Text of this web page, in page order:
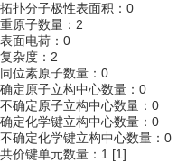
拓扑分子极性表面积：0
重原子数量：2
表面电荷：0
复杂度：2
同位素原子数量：0
确定原子立构中心数量：0
不确定原子立构中心数量：0
确定化学键立构中心数量：0
不确定化学键立构中心数量：0
共价键单元数量：1 [1]